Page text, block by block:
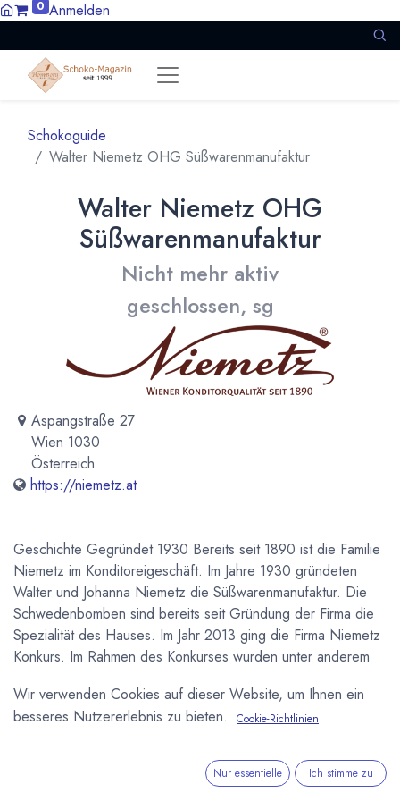
0 Anmelden
Schokoguide
Walter Niemetz OHG Süßwarenmanufaktur
Walter Niemetz OHG
Süßwarenmanufaktur
Nicht mehr aktiv
geschlossen, sg
Aspangstraße 27
Wien 1030
Österreich
https://niemetz.at
Geschichte Gegründet 1930 Bereits seit 1890 ist die Familie
Niemetz im Konditoreigeschäft. Im Jahre 1930 gründeten
Walter und Johanna Niemetz die Süßwarenmanufaktur. Die
Schwedenbomben sind bereits seit Gründung der Firma die
Spezialität des Hauses. Im Jahr 2013 ging die Firma Niemetz
Konkurs. Im Rahmen des Konkurses wurden unter anderem
Chocolat S.A. aus Rumänien verkauft. Diese führt die
Schwedenbomben und andere Niemetz Produkte in der
Wir verwenden Cookies auf dieser Website, um Ihnen ein
besseres Nutzererlebnis zu bieten.
Cookie-Richtlinien
Nur essentielle Ich stimme zu